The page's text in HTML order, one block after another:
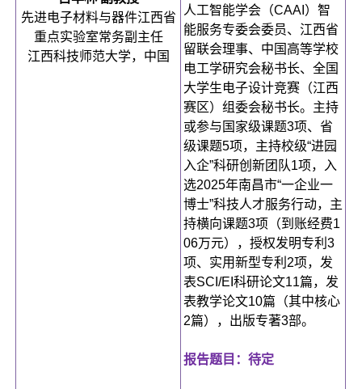
先进电子材料与器件江西省
重点实验室常务副主任
江西科技师范大学，中国
人工智能学会（CAAI）智
能服务专委会委员、江西省
留联会理事、中国高等学校
电工学研究会秘书长、全国
大学生电子设计竞赛（江西
赛区）组委会秘书长。主持
或参与国家级课题3项、省
级课题5项，主持校级“进园
入企”科研创新团队1项，入
选2025年南昌市“一企业一
博士”科技人才服务行动，主
持横向课题3项（到账经费1
06万元），授权发明专利3
项、实用新型专利2项，发
表SCI/EI科研论文11篇，发
表教学论文10篇（其中核心
2篇），出版专著3部。
报告题目：待定